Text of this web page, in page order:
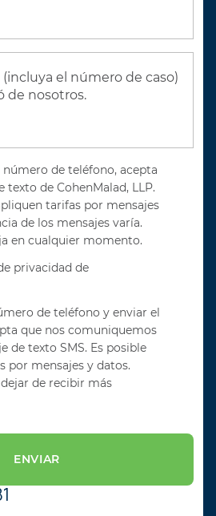
de teléfono, acepta
texto de CohenMalad, LLP.
tarifas por mensajes
de los mensajes varía.
en cualquier momento.
privacidad de
de teléfono y enviar el
que nos comuniquemos
de texto SMS. Es posible
por mensajes y datos.
de recibir más